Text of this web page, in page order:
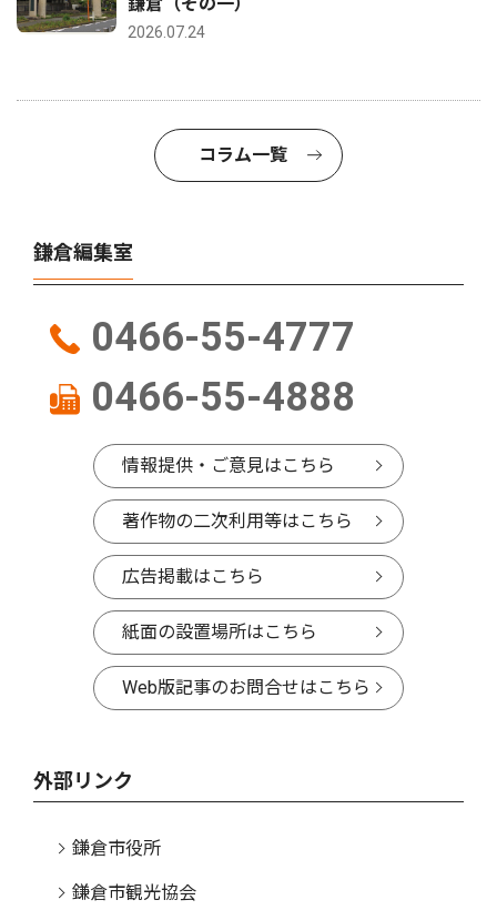
2026.07.24
コラム一覧
鎌倉編集室
0466-55-4777
0466-55-4888
情報提供・ご意見はこちら
著作物の二次利用等はこちら
広告掲載はこちら
紙面の設置場所はこちら
Web版記事のお問合せはこちら
外部リンク
鎌倉市役所
鎌倉市観光協会